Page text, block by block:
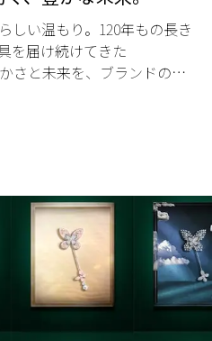
しい温もり。120年もの長き
を届け続けてきた
さと未来を、ブランドのキ